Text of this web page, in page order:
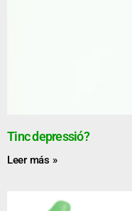
Tinc depressió?
Leer más »